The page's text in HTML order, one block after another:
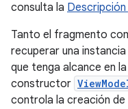
consulta la
Tanto el fragmento
recuperar una
que tenga alcance en
constructor
controla la creación de